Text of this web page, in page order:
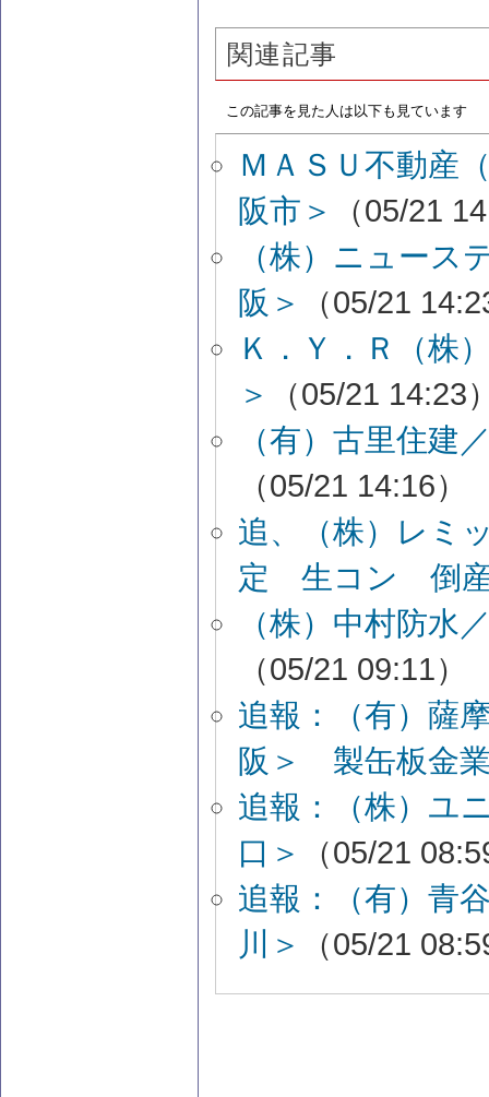
関連記事
この記事を見た人は以下も見ています
ＭＡＳＵ不動産
阪市＞
（05/21
（株）ニュー
阪＞
（05/21
Ｋ．Ｙ．Ｒ（株
＞
（05/21 14:23
（有）古里住
（05/21 14:16）
追、（株）レミ
定 生コン 倒産
（株）中村防
（05/21 09:11）
追報：（有）薩
阪＞ 製缶板金
追報：（株）ユ
口＞
（05/21
追報：（有）青
川＞
（05/21